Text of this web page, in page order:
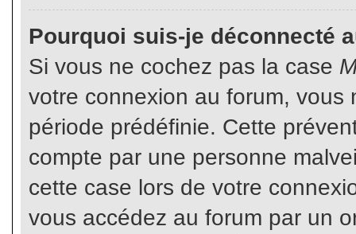
Pourquoi suis-je déconnecté
Si vous ne cochez pas la case
votre connexion au forum,
période prédéfinie. Cette
compte par une personne
cette case lors de votre
vous accédez au forum par un